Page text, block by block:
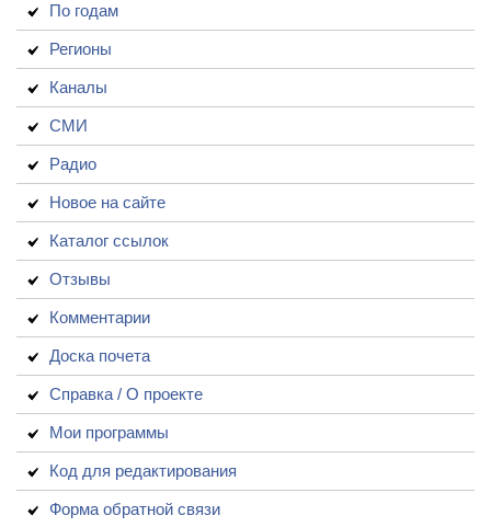
По годам
Регионы
Каналы
СМИ
Радио
Новое на сайте
Каталог ссылок
Отзывы
Комментарии
Доска почета
Справка / О проекте
Мои программы
Код для редактирования
Форма обратной связи